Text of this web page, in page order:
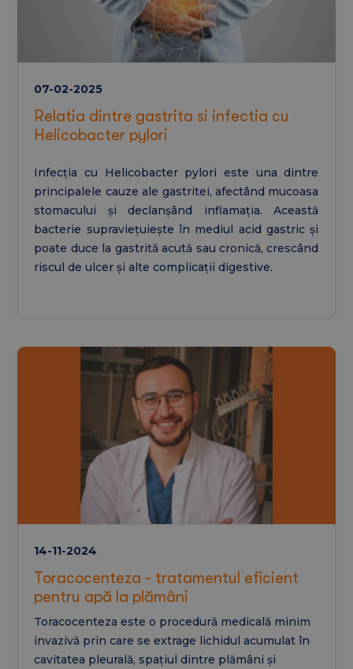
07-02-2025
Relatia dintre gastrita si infectia cu
Helicobacter pylori
Infecția cu Helicobacter pylori este una dintre
principalele cauze ale gastritei, afectând mucoasa
stomacului și declanșând inflamația. Această
bacterie supraviețuiește în mediul acid gastric și
poate duce la gastrită acută sau cronică, crescând
riscul de ulcer și alte complicații digestive.
14-11-2024
Toracocenteza - tratamentul eficient
pentru apă la plămâni
Toracocenteza este o procedură medicală minim
invazivă prin care se extrage lichidul acumulat în
cavitatea pleurală, spațiul dintre plămâni și